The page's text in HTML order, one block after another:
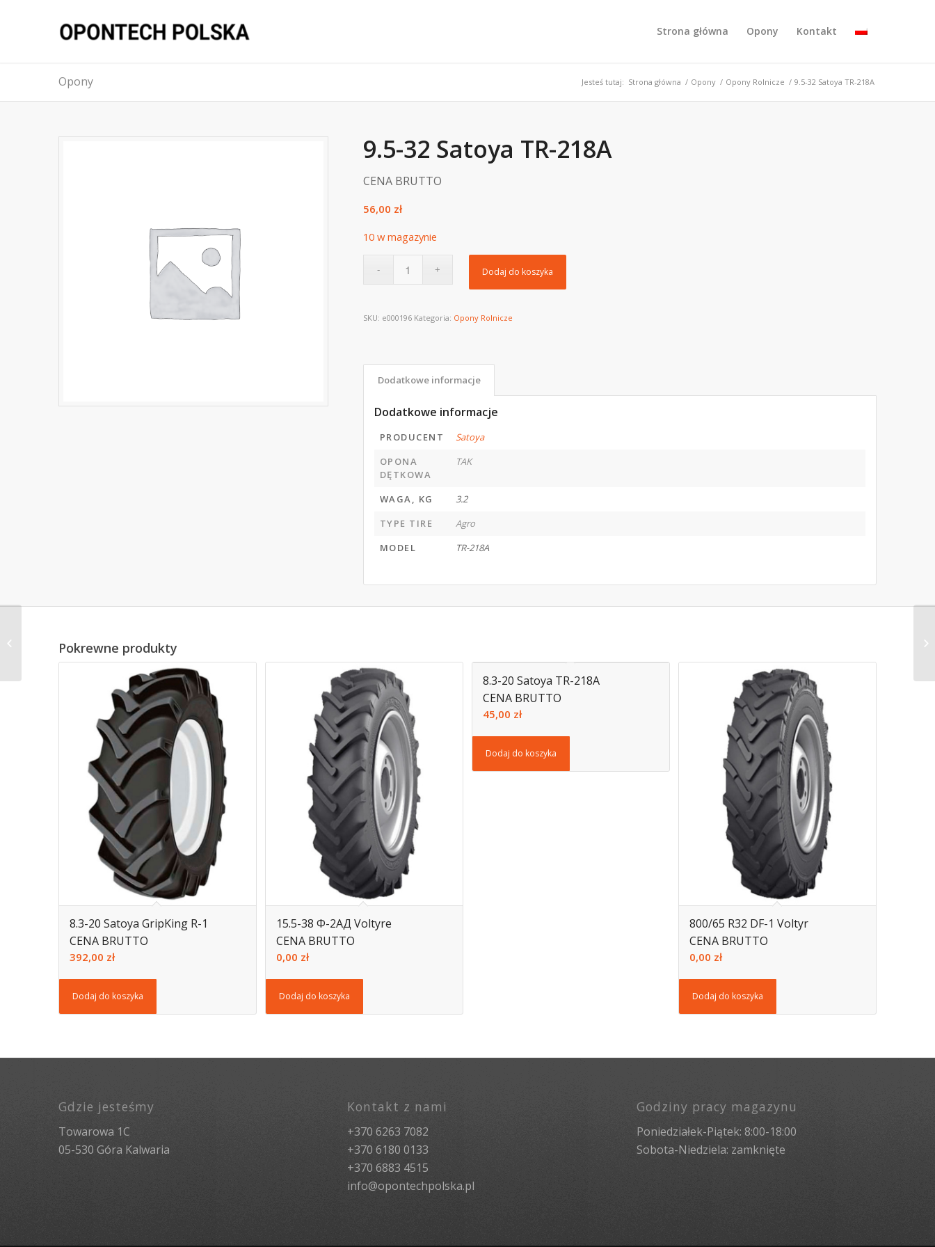
Strona główna Opony Kontakt
Opony Jesteś tutaj: Strona główna / Opony / Opony Rolnicze / 9.5-32 Satoya TR-218A
9.5-32 Satoya TR-218A
CENA BRUTTO
56,00 zł
10 w magazynie
Dodaj do koszyka
SKU: e000196 Kategoria: Opony Rolnicze
Dodatkowe informacje
Dodatkowe informacje
PRODUCENT
Satoya
OPONA
DĘTKOWA
TAK
WAGA, KG
3.2
TYPE TIRE
Agro
MODEL
TR-218A
Pokrewne produkty
8.3-20 Satoya GripKing R-1
CENA BRUTTO
392,00 zł
Dodaj do koszyka
15.5-38 Ф-2АД Voltyre
CENA BRUTTO
0,00 zł
Dodaj do koszyka
8.3-20 Satoya TR-218A
CENA BRUTTO
45,00 zł
Dodaj do koszyka
800/65 R32 DF-1 Voltyr
CENA BRUTTO
0,00 zł
Dodaj do koszyka
Gdzie jesteśmy
Towarowa 1C
05-530 Góra Kalwaria
Kontakt z nami
+370 6263 7082
+370 6180 0133
+370 6883 4515
info@opontechpolska.pl
Godziny pracy magazynu
Poniedziałek-Piątek: 8:00-18:00
Sobota-Niedziela: zamknięte
11.2-20 Satoya TR-218